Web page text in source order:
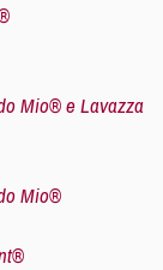
Mio® e Lavazza
Mio®